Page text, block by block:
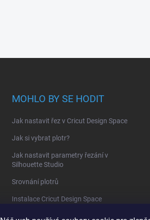
MOHLO BY SE HODIT
Jak nastavit řez v Cricut Design Space
Jak si vybrat plotr?
Jak nastavit parametry řezání v
Silhouette Studio
Srovnání plotrů
Instalace Cricut Design Space
Instalace Silhouette Studio